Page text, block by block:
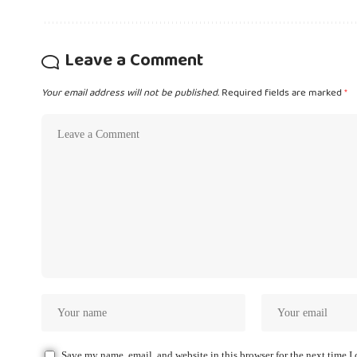
Leave a Comment
Your email address will not be published.Required fields are marked*